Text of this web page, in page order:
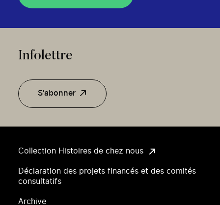
Collection Histoires de chez nous
Déclaration des projets financés et des comités
consultatifs
Archive
Infolettre
S'abonner